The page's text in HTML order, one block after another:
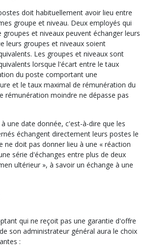
doit habituellement avoir lieu entre
groupe et niveau. Deux employés qui
et niveaux peuvent échanger leurs
leurs groupes et niveaux soient
Les groupes et niveaux sont
lorsque l'écart entre le taux
du poste comportant une
et le taux maximal de rémunération du
rémunération moindre ne dépasse pas
une date donnée, c'est-à-dire que les
échangent directement leurs postes le
ne doit pas donner lieu à une « réaction
série d'échanges entre plus de deux
ultérieur », à savoir un échange à une
qui ne reçoit pas une garantie d'offre
son administrateur général aura le choix
: